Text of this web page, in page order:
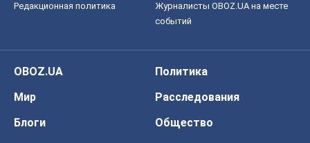
Редакционная политика
Журналисты OBOZ.UA на месте
событий
OBOZ.UA
Политика
Мир
Расследования
Блоги
Общество